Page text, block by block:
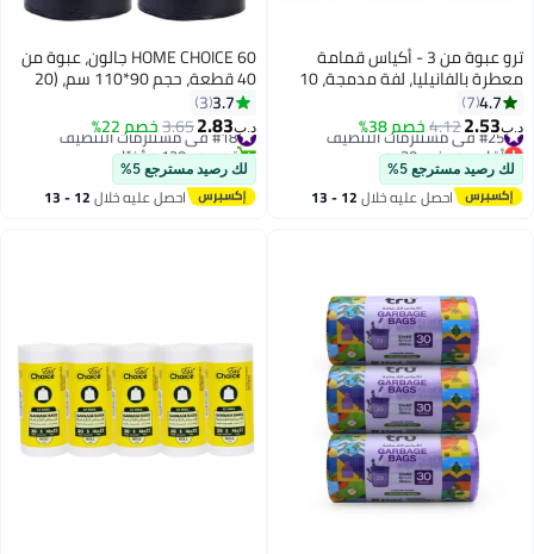
ترو عبوة من 3 - أكياس قمامة
معطرة بالفانيليا، لفة مدمجة، 10
المكتب) - 30 كيس × 3
4.7
7
د.ب‏2.53
4.12خصم 38% #25 في مستلزمات التنظيف
أقل سعر في 30 يوم
#25 في مستلزمات التنظيف
لك رصيد مسترجع 5%
احصل عليه خلال 12 - 13
HOME CHOICE 60 جالون، عبوة من
40 قطعة، حجم 90*110 سم، (20
قمامة قابلة للتحلل البيولوجي
للاستخدام الشاق، بطانات سلة
المهملات
3.7
3
د.ب‏2.83
3.65خصم 22% #18 في مستلزمات التنظيف
تم بيع +120 مؤخرًا
#18 في مستلزمات التنظيف
لك رصيد مسترجع 5%
احصل عليه خلال 12 - 13